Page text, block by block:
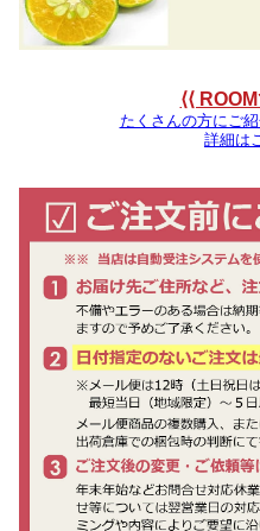
⟨⟨
たくさんの方にご
詳細は